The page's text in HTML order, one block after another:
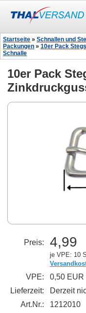
Startseite » Schnallen und
Packungen » 10er Pack
Schnalle
10er Pack
Preis: 4,99
je VPE: 10
VPE:
0,50 EUR
Lieferzeit:
Derzeit
Art.Nr.:
1212010